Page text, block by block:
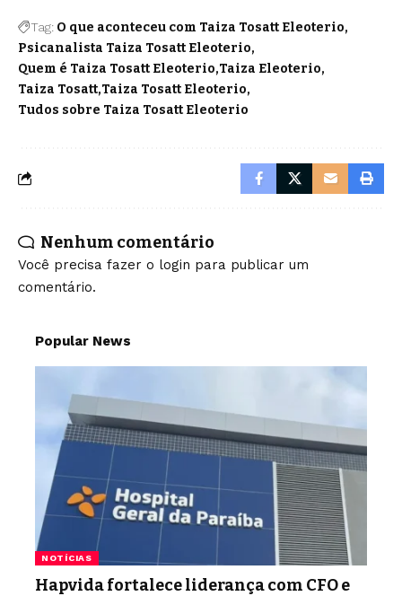
Tag: O que aconteceu com Taiza Tosatt Eleoterio
Psicanalista Taiza Tosatt Eleoterio
Quem é Taiza Tosatt Eleoterio Taiza Eleoterio
Taiza Tosatt Taiza Tosatt Eleoterio
Tudos sobre Taiza Tosatt Eleoterio
Nenhum comentário
Você precisa fazer o login para publicar um
comentário.
Popular News
NOTÍCIAS
Hapvida fortalece liderança com CFO e